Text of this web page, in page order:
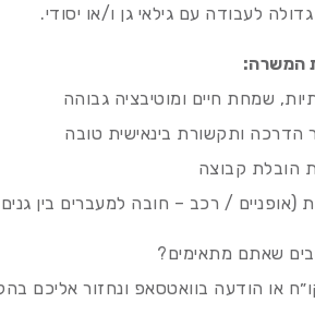
לעבודה עם גילאי גן ו/או יסודי.
המשרה:
שמחת חיים ומוטיבציה גבוהה
הדרכה ותקשורת בינאישית טובה
הובלת קבוצה
(אופניים / רכב – חובה למעברים בין
שאתם מתאימים?
או הודעה בוואטסאפ ונחזור אליכם